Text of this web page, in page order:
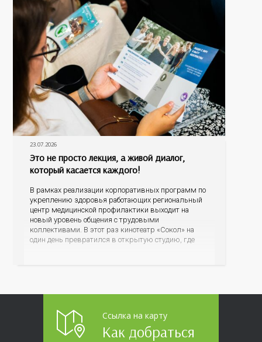
23.07.2026
Это не просто лекция, а живой диалог,
который касается каждого!
В рамках реализации корпоративных программ по
укреплению здоровья работающих региональный
центр медицинской профилактики выходит на
новый уровень общения с трудовыми
коллективами. В этот раз кинотеатр «Сокол» на
один день превратился в открытую студию, где
Ссылка на карту
Как добраться